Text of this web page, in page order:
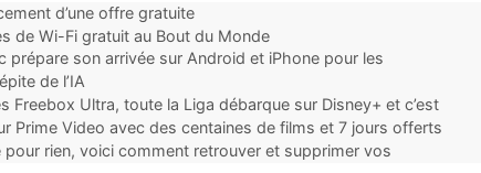
d’une offre gratuite
de Wi-Fi gratuit au Bout du Monde
prépare son arrivée sur Android et iPhone pour les
de l’IA
Freebox Ultra, toute la Liga débarque sur Disney+ et c’est
Prime Video avec des centaines de films et 7 jours offerts
rien, voici comment retrouver et supprimer vos